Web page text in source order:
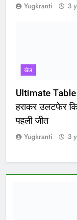
Yugkranti 3
खेल
Ultimate Table
हराकर उलटफेर
पहली जीत
Yugkranti 3